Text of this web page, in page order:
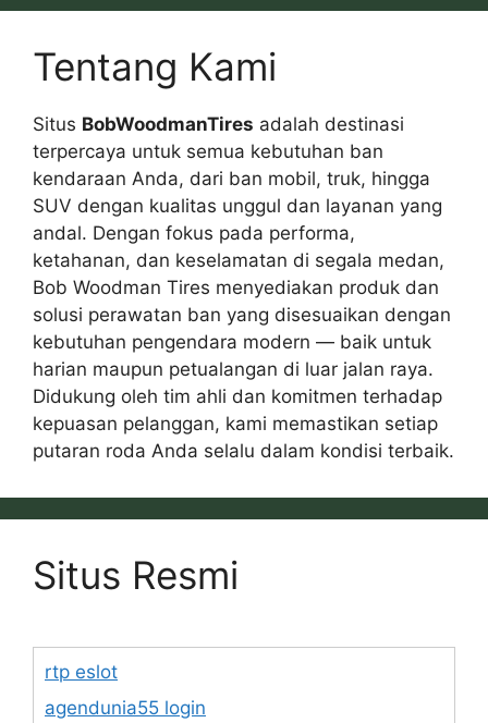
Tentang Kami
Situs BobWoodmanTires adalah destinasi
terpercaya untuk semua kebutuhan ban
kendaraan Anda, dari ban mobil, truk, hingga
SUV dengan kualitas unggul dan layanan yang
andal. Dengan fokus pada performa,
ketahanan, dan keselamatan di segala medan,
Bob Woodman Tires menyediakan produk dan
solusi perawatan ban yang disesuaikan dengan
kebutuhan pengendara modern — baik untuk
harian maupun petualangan di luar jalan raya.
Didukung oleh tim ahli dan komitmen terhadap
kepuasan pelanggan, kami memastikan setiap
putaran roda Anda selalu dalam kondisi terbaik.
Situs Resmi
rtp eslot
agendunia55 login